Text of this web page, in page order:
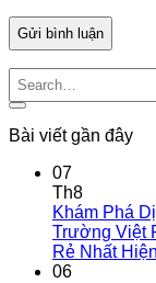
Bài viết gần đây
07
Th8
Khám Phá
Trường Việt
Rẻ Nhất
06